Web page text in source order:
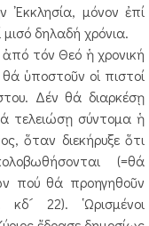
μόνον ἐπί
δηλαδή χρόνια.
τόν Θεό ἡ χρονική
ὑποστοῦν οἱ πιστοί
Δέν θά διαρκέσῃ
τελειώσῃ σύντομα ἡ
ὅταν διεκήρυξε ὅτι
(=θά
πού θά προηγηθοῦν
22). ῾Ωρισμένοι